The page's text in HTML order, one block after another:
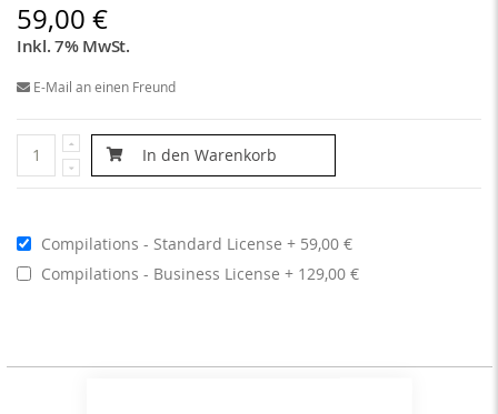
59,00 €
Inkl. 7% MwSt.
E-Mail an einen Freund
Compilations - Standard License
59,00 €
Compilations - Business License
129,00 €
In den Warenkorb